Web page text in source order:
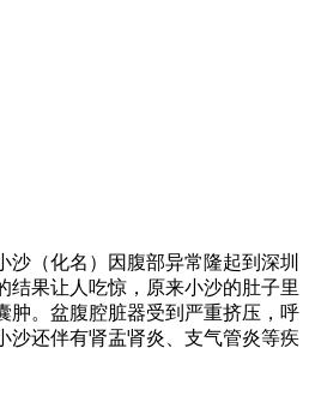
（化名）因腹部异常隆起到深圳
结果让人吃惊，原来小沙的肚子里
肿。盆腹腔脏器受到严重挤压，呼
沙还伴有肾盂肾炎、支气管炎等疾